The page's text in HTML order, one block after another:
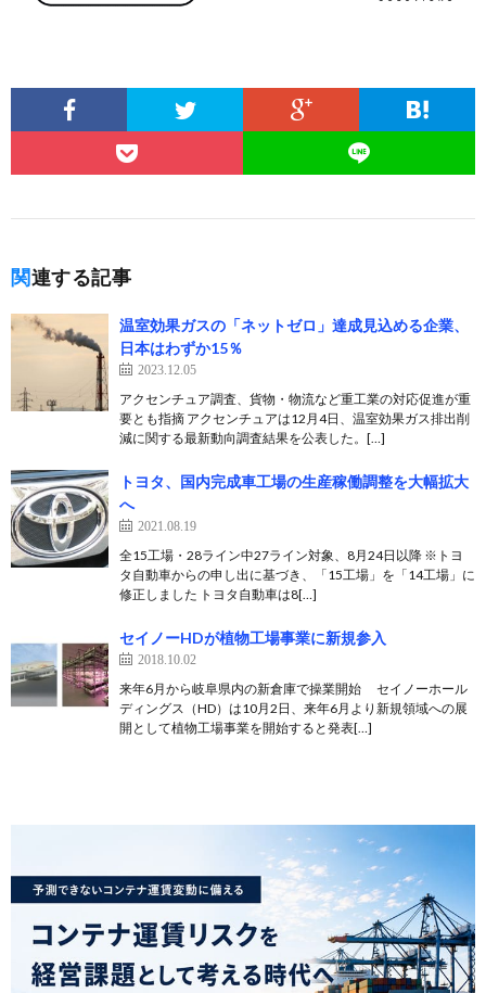
関連する記事
温室効果ガスの「ネットゼロ」達成見込める企業、
日本はわずか15％
2023.12.05
アクセンチュア調査、貨物・物流など重工業の対応促進が重
要とも指摘 アクセンチュアは12月4日、温室効果ガス排出削
減に関する最新動向調査結果を公表した。[…]
トヨタ、国内完成車工場の生産稼働調整を大幅拡大
へ
2021.08.19
全15工場・28ライン中27ライン対象、8月24日以降 ※トヨ
タ自動車からの申し出に基づき、「15工場」を「14工場」に
修正しました トヨタ自動車は8[…]
セイノーHDが植物工場事業に新規参入
2018.10.02
来年6月から岐阜県内の新倉庫で操業開始 セイノーホール
ディングス（HD）は10月2日、来年6月より新規領域への展
開として植物工場事業を開始すると発表[…]